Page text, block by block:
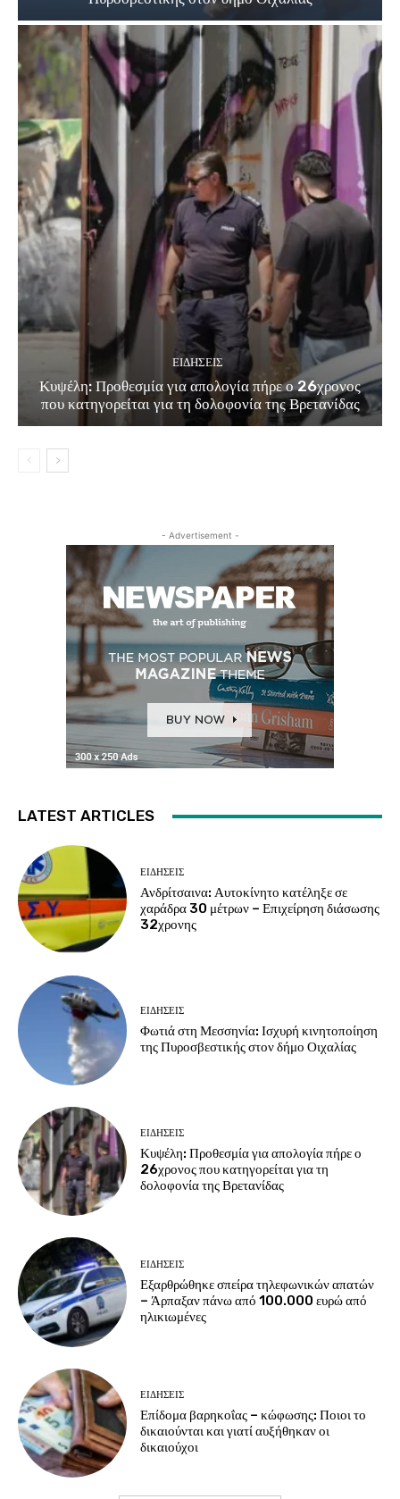
ΕΙΔΗΣΕΙΣ
Κυψέλη: Προθεσμία για απολογία πήρε ο 26χρονος
που κατηγορείται για τη δολοφονία της Βρετανίδας
- Advertisement -
LATEST ARTICLES
ΕΙΔΗΣΕΙΣ
Ανδρίτσαινα: Αυτοκίνητο κατέληξε σε
χαράδρα 30 μέτρων – Επιχείρηση διάσωσης
32χρονης
ΕΙΔΗΣΕΙΣ
Φωτιά στη Μεσσηνία: Ισχυρή κινητοποίηση
της Πυροσβεστικής στον δήμο Οιχαλίας
ΕΙΔΗΣΕΙΣ
Κυψέλη: Προθεσμία για απολογία πήρε ο
26χρονος που κατηγορείται για τη
δολοφονία της Βρετανίδας
ΕΙΔΗΣΕΙΣ
Εξαρθρώθηκε σπείρα τηλεφωνικών απατών
– Άρπαξαν πάνω από 100.000 ευρώ από
ηλικιωμένες
ΕΙΔΗΣΕΙΣ
Επίδομα βαρηκοΐας – κώφωσης: Ποιοι το
δικαιούνται και γιατί αυξήθηκαν οι
δικαιούχοι